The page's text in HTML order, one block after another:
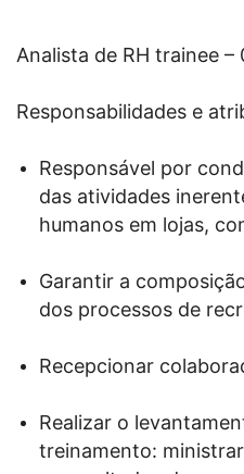
Analista de RH trainee –
Responsabilidades e
Responsável por
das atividades
humanos em lojas,
Garantir a
dos processos de
Recepcionar
Realizar o
treinamento: